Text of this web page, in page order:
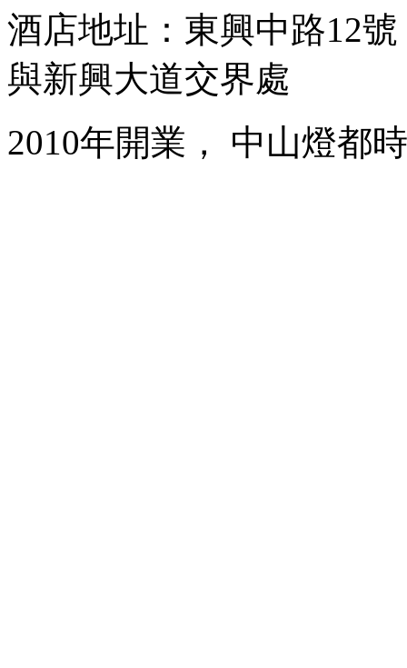
酒店地址：東興中路12
與新興大道交界處
2010年開業， 中山燈